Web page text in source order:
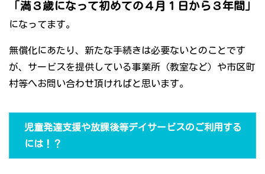
「満３歳になって初めての４月１日から３年間」
になってます。
無償化にあたり、新たな手続きは必要ないとのことです
が、サービスを提供している事業所（教室など）や市区町
村等へお問い合わせ頂ければと思います。
児童発達支援や放課後等デイサービスのご利用する
には！？